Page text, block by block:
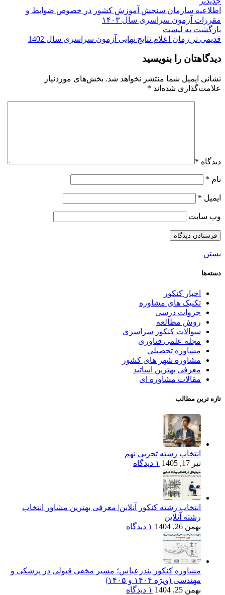
اطلاعیه سازمان سنجش آموزش كشور در خصوص ضوابط و
مقررات آزمون سراسری سال ۱۴۰۳
بازگشت به لیست
قدیمی تر زمان اعلام نتایج نهایی آزمون سراسری سال 1402
دیدگاهتان را بنویسید
نشانی ایمیل شما منتشر نخواهد شد. بخش‌های موردنیاز
علامت‌گذاری شده‌اند *
دیدگاه *
نام *
ایمیل *
وب‌ سایت
بستن
دسته‌ها
اخبار کنکور
تکنیک های مشاوره
جزوات درسی
روش مطالعه
سوالات کنکور سراسری
مجله علمی فناوری
مشاوره تحصیلی
مشاوره شهر های کشور
معرفی بهترین اساتید
مقالات مشاوره ای
تازه ترین مطالب
انتخاب رشته تجربی نهم
تیر 17, 1405
۱ دیدگاه
انتخاب رشته کنکور آنلاین| معرفی بهترین مشاور انتخاب
رشته آنلاین
بهمن 26, 1404
۱ دیدگاه
مشاوره کنکور بندرعباس؛ مسیر مخفی قبولی در پزشکی و
مهندسی (ویژه ۱۴۰۴ و ۱۴۰۵)
بهمن 25, 1404
۱ دیدگاه